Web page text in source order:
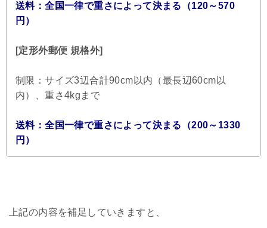
送料：全国一律で重さによって決まる（120～570
円）
[定形外郵便 規格外]
制限：サイズ3辺合計90cm以内（最長辺60cm以
内）、重さ4kgまで
送料：全国一律で重さによって決まる（200～1330
円）
上記の内容を補足していきますと、